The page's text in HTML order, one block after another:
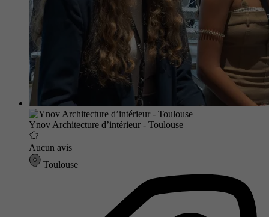
Ynov Architecture d’intérieur - Toulouse
Aucun avis
Toulouse